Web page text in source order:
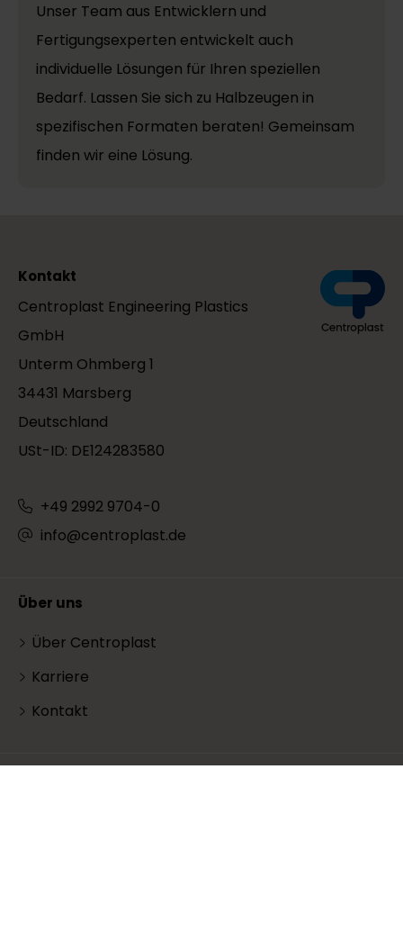
Unser Team aus Entwicklern und
Fertigungsexperten entwickelt auch
individuelle Lösungen für Ihren speziellen
Bedarf. Lassen Sie sich zu Halbzeugen in
spezifischen Formaten beraten! Gemeinsam
finden wir eine Lösung.
Kontakt
Centroplast Engineering Plastics
GmbH
Unterm Ohmberg 1
34431 Marsberg
Deutschland
USt-ID: DE124283580
+49 2992 9704-0
info@centroplast.de
Über uns
Über Centroplast
Karriere
Kontakt